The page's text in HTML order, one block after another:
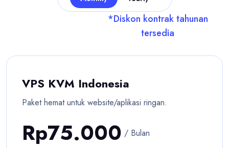
*Diskon kontrak tahunan
tersedia
VPS KVM Indonesia
Paket hemat untuk website/aplikasi ringan.
Rp75.000 / Bulan